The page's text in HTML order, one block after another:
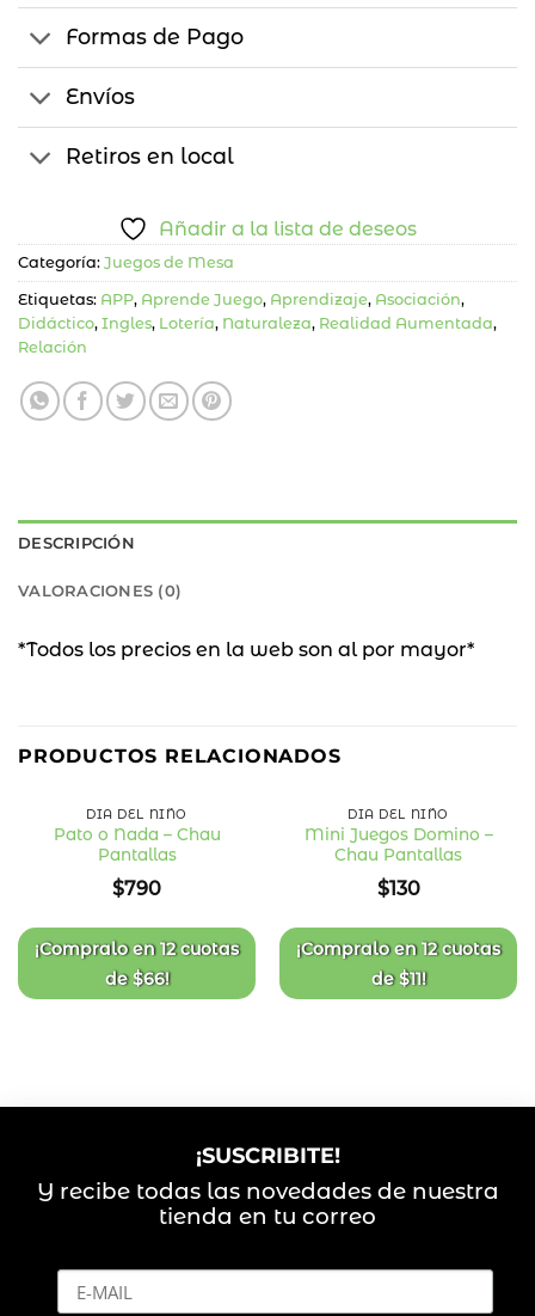
Formas de Pago
Envíos
Retiros en local
Añadir a la lista de deseos
Categoría: Juegos de Mesa
Etiquetas: APP, Aprende Juego, Aprendizaje, Asociación,
Didáctico, Ingles, Lotería, Naturaleza, Realidad Aumentada,
Relación
DESCRIPCIÓN
VALORACIONES (0)
*Todos los precios en la web son al por mayor*
PRODUCTOS RELACIONADOS
DÍA DEL NIÑO
Pato o Nada – Chau
Pantallas
$790
¡Compralo en12 cuotas
de$66!
Añadir
DÍA DEL NIÑO
Mini Juegos Domino –
Chau Pantallas
$130
¡Compralo en12 cuotas
de$11!
¡SUSCRIBITE!
Y recibe todas las novedades de nuestra
tienda en tu correo